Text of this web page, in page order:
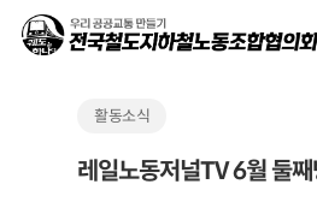
활동소식
레일노동저널TV 6월 둘